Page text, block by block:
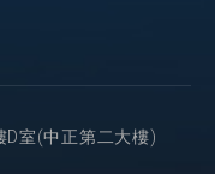
室(中正第二大樓)